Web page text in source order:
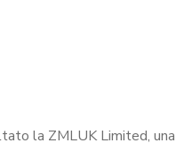
la ZMLUK Limited, una